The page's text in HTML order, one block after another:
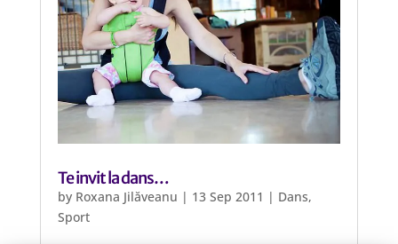
Te invit la dans…
by Roxana Jilăveanu | 13 Sep 2011 | Dans,
Sport